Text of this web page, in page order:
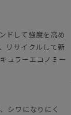
ドして強度を高め
リサイクルして新
ュラーエコノミー
シワになりにく